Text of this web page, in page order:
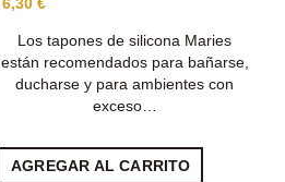
Los tapones de silicona Maries
están recomendados para bañarse,
ducharse y para ambientes con
exceso…
AGREGAR AL CARRITO